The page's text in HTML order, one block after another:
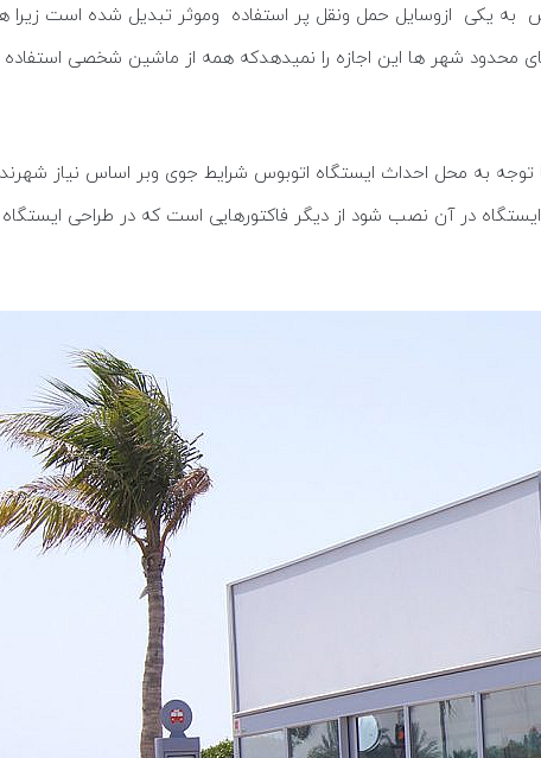
یکی ازوسایل حمل ونقل پر استفاده وموثر تبدیل شده است زیرا
محدود شهر ها این اجازه را نمیدهدکه همه از ماشین شخصی استفاده
به محل احداث ایستگاه اتوبوس شرایط جوی وبر اساس نیاز
در آن نصب شود از دیگر فاکتورهایی است که در طراحی ایستگاه